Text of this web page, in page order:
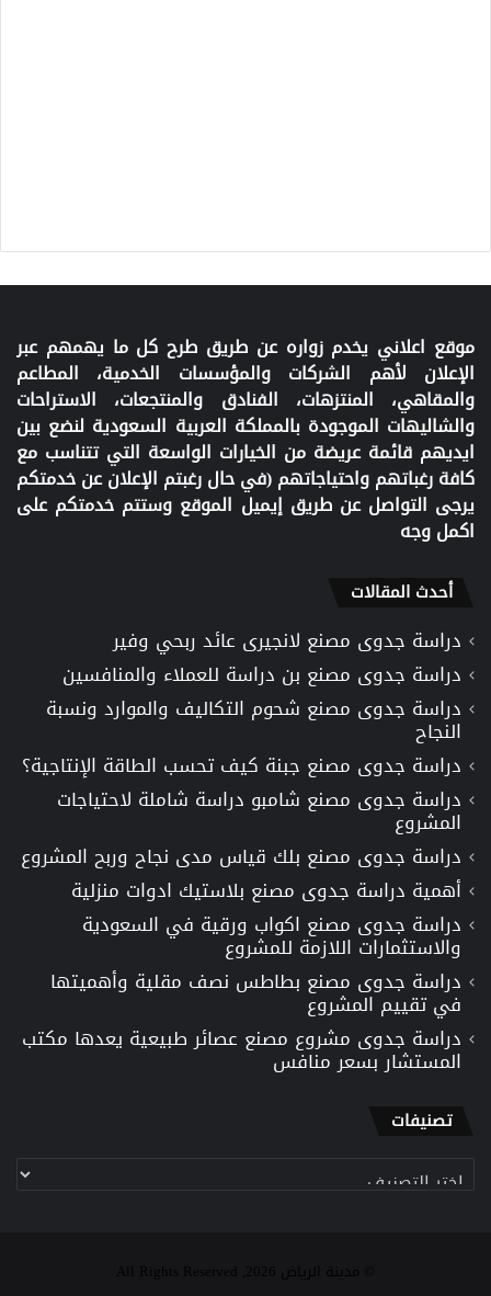
موقع اعلاني يخدم زواره عن طريق طرح كل ما يهمهم عبر
الإعلان لأهم الشركات والمؤسسات الخدمية، المطاعم
والمقاهي، المنتزهات، الفنادق والمنتجعات، الاستراحات
والشاليهات الموجودة بالمملكة العربية السعودية لنضع بين
ايديهم قائمة عريضة من الخيارات الواسعة التي تتناسب مع
كافة رغباتهم واحتياجاتهم (في حال رغبتم الإعلان عن خدمتكم
يرجى التواصل عن طريق إيميل الموقع وستتم خدمتكم على
اكمل وجه
أحدث المقالات
دراسة جدوى مصنع لانجيرى عائد ربحي وفير
دراسة جدوى مصنع بن دراسة للعملاء والمنافسين
دراسة جدوى مصنع شحوم التكاليف والموارد ونسبة
النجاح
دراسة جدوى مصنع جبنة كيف تحسب الطاقة الإنتاجية؟
دراسة جدوى مصنع شامبو دراسة شاملة لاحتياجات
المشروع
دراسة جدوى مصنع بلك قياس مدى نجاح وربح المشروع
أهمية دراسة جدوى مصنع بلاستيك ادوات منزلية
دراسة جدوى مصنع اكواب ورقية في السعودية
والاستثمارات اللازمة للمشروع
دراسة جدوى مصنع بطاطس نصف مقلية وأهميتها
في تقييم المشروع
دراسة جدوى مشروع مصنع عصائر طبيعية يعدها مكتب
المستشار بسعر منافس
تصنيفات
تصنيفات
© مدينة الرياض 2026, All Rights Reserved